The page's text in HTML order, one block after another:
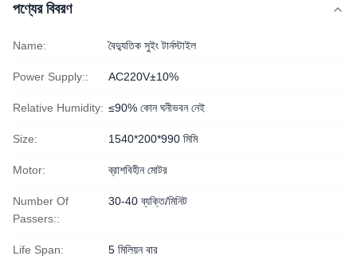
পণ্যের বিবরণ
Name: বৈদ্যুতিক সুইং টার্নস্টাইল
Power Supply:: AC220V±10%
Relative Humidity: ≤90% কোন ঘনীভবন নেই
Size: 1540*200*990 মিমি
Motor: ব্রাশবিহীন মোটর
Number Of
Passers::
30-40 ব্যক্তি/মিনিট
Life Span: 5 মিলিয়ন বার